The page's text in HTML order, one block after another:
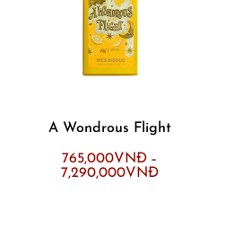
A Wondrous Flight
765,000VNĐ –
7,290,000VNĐ